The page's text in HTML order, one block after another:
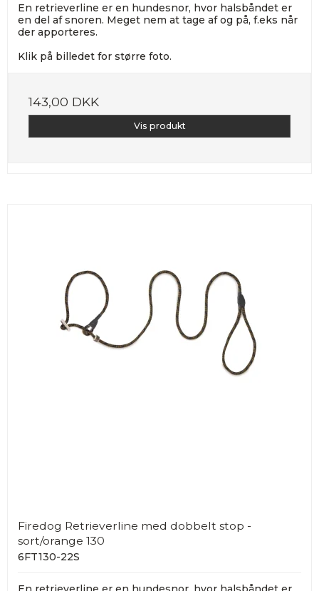
En retrieverline er en hundesnor, hvor halsbåndet er
en del af snoren. Meget nem at tage af og på, f.eks når
der apporteres.
Klik på billedet for større foto.
143,00 DKK
Vis produkt
Firedog Retrieverline med dobbelt stop -
sort/orange 130
6FT130-22S